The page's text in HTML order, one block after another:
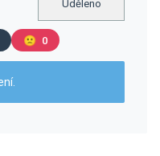
Uděleno
🙁 0